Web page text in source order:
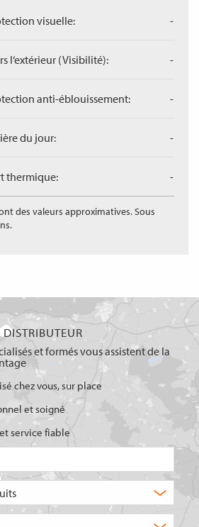
visuelle: -
l‘extérieur (Visibilité): -
anti-éblouissement: -
du jour: -
thermique: -
des valeurs approximatives. Sous
et formés vous assistent de la
chez vous, sur place
et soigné
service fiable
de